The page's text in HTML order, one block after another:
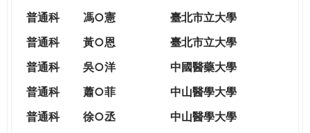
CITIZENSHIP
普通科
馮○憲
臺北市立大學
普通科
黃○恩
臺北市立大學
普通科 吳○洋
中國醫藥大學
普通科
蕭○菲
中山醫學大學
普通科
徐○丞
中山醫學大學